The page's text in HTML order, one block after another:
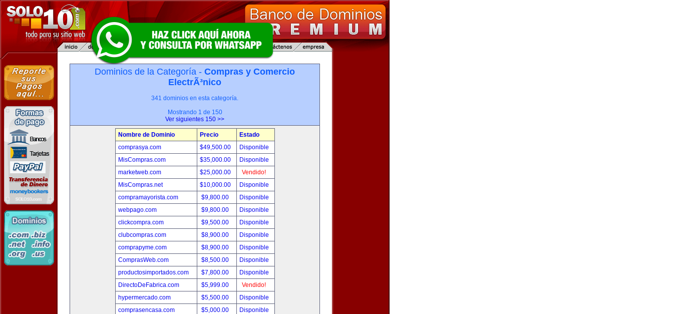
Dominios de la Categoría - Compras y Comercio
ElectrÃ³nico
341 dominios en esta categoría.
Mostrando 1 de 150
Ver siguientes 150 >>
Nombre de Dominio Precio
Estado
comprasya.com
$49,500.00
Disponible
MisCompras.com
$35,000.00
Disponible
marketweb.com
$25,000.00
Vendido!
MisCompras.net
$10,000.00
Disponible
compramayorista.com
$9,800.00
Disponible
webpago.com
$9,800.00
Disponible
clickcompra.com
$9,500.00
Disponible
clubcompras.com
$8,900.00
Disponible
comprapyme.com
$8,900.00
Disponible
ComprasWeb.com
$8,500.00
Disponible
productosimportados.com
$7,800.00
Disponible
DirectoDeFabrica.com
$5,999.00
Vendido!
hypermercado.com
$5,500.00
Disponible
comprasencasa.com
$5,000.00
Disponible